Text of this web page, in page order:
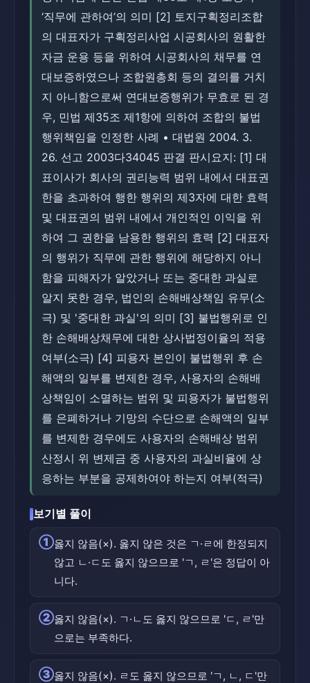
‘직무에 관하여’의 의미 [2] 토지구획정리조합
의 대표자가 구획정리사업 시공회사의 원활한
자금 운용 등을 위하여 시공회사의 채무를 연
대보증하였으나 조합원총회 등의 결의를 거치
지 아니함으로써 연대보증행위가 무효로 된 경
우, 민법 제35조 제1항에 의하여 조합의 불법
행위책임을 인정한 사례 • 대법원 2004. 3.
26. 선고 2003다34045 판결 판시요지: [1] 대
표이사가 회사의 권리능력 범위 내에서 대표권
한을 초과하여 행한 행위의 제3자에 대한 효력
및 대표권의 범위 내에서 개인적인 이익을 위
하여 그 권한을 남용한 행위의 효력 [2] 대표자
의 행위가 직무에 관한 행위에 해당하지 아니
함을 피해자가 알았거나 또는 중대한 과실로
알지 못한 경우, 법인의 손해배상책임 유무(소
극) 및 '중대한 과실'의 의미 [3] 불법행위로 인
한 손해배상채무에 대한 상사법정이율의 적용
여부(소극) [4] 피용자 본인이 불법행위 후 손
해액의 일부를 변제한 경우, 사용자의 손해배
상책임이 소멸하는 범위 및 피용자가 불법행위
를 은폐하거나 기망의 수단으로 손해액의 일부
를 변제한 경우에도 사용자의 손해배상 범위
산정시 위 변제금 중 사용자의 과실비율에 상
응하는 부분을 공제하여야 하는지 여부(적극)
보기별 풀이
①옳지 않음(×). 옳지 않은 것은 ㄱ·ㄹ에 한정되지
않고 ㄴ·ㄷ도 옳지 않으므로 'ㄱ, ㄹ'은 정답이 아
니다.
②옳지 않음(×). ㄱ·ㄴ도 옳지 않으므로 'ㄷ, ㄹ'만
으로는 부족하다.
③옳지 않음(×). ㄹ도 옳지 않으므로 'ㄱ, ㄴ, ㄷ'만